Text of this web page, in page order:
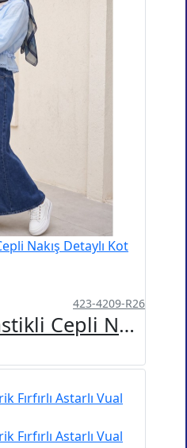
423-4209-R26
Beli Yarım Lastikli Cepli Nakış Detaylı Kot Etek -Koyu Mavi